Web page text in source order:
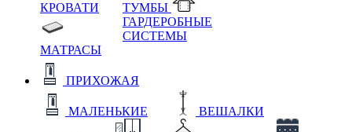
КРОВАТИ
МАТРАСЫ
ТУМБЫ
ГАРДЕРОБНЫЕ
СИСТЕМЫ
ПРИХОЖАЯ
МАЛЕНЬКИЕ ВЕШАЛКИ